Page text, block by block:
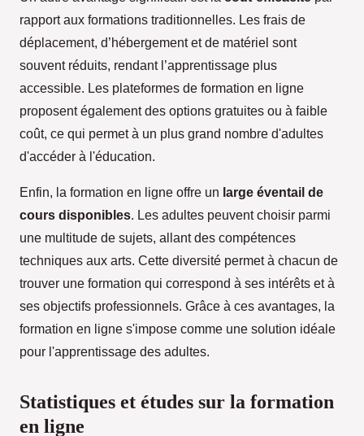
rapport aux formations traditionnelles. Les frais de
déplacement, d’hébergement et de matériel sont
souvent réduits, rendant l’apprentissage plus
accessible. Les plateformes de formation en ligne
proposent également des options gratuites ou à faible
coût, ce qui permet à un plus grand nombre d'adultes
d'accéder à l'éducation.
Enfin, la formation en ligne offre un large éventail de
cours disponibles. Les adultes peuvent choisir parmi
une multitude de sujets, allant des compétences
techniques aux arts. Cette diversité permet à chacun de
trouver une formation qui correspond à ses intérêts et à
ses objectifs professionnels. Grâce à ces avantages, la
formation en ligne s'impose comme une solution idéale
pour l'apprentissage des adultes.
Statistiques et études sur la formation
en ligne